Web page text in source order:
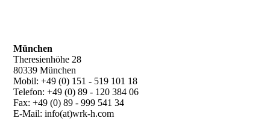
München
Theresienhöhe 28
80339 München
Mobil: +49 (0) 151 - 519 101 18
Telefon: +49 (0) 89 - 120 384 06
Fax: +49 (0) 89 - 999 541 34
E-Mail: info(at)wrk-h.com